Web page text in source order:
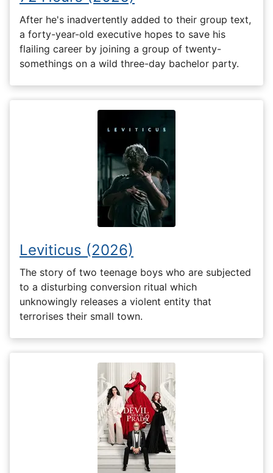
After he's inadvertently added to their group text,
a forty-year-old executive hopes to save his
flailing career by joining a group of twenty-
somethings on a wild three-day bachelor party.
Leviticus (2026)
The story of two teenage boys who are subjected
to a disturbing conversion ritual which
unknowingly releases a violent entity that
terrorises their small town.